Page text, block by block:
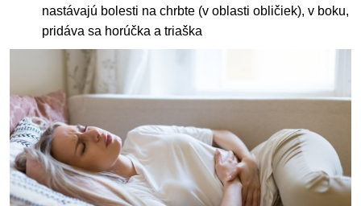
nastávajú bolesti na chrbte (v oblasti obličiek), v boku,
pridáva sa horúčka a triaška